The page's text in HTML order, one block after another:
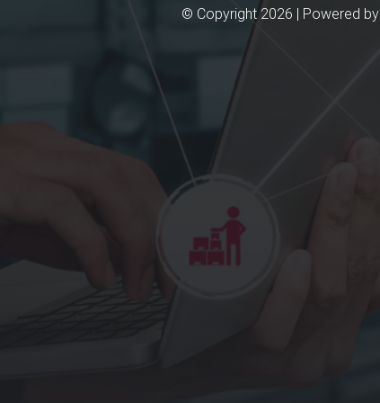
© Copyright 2026 | Powered by